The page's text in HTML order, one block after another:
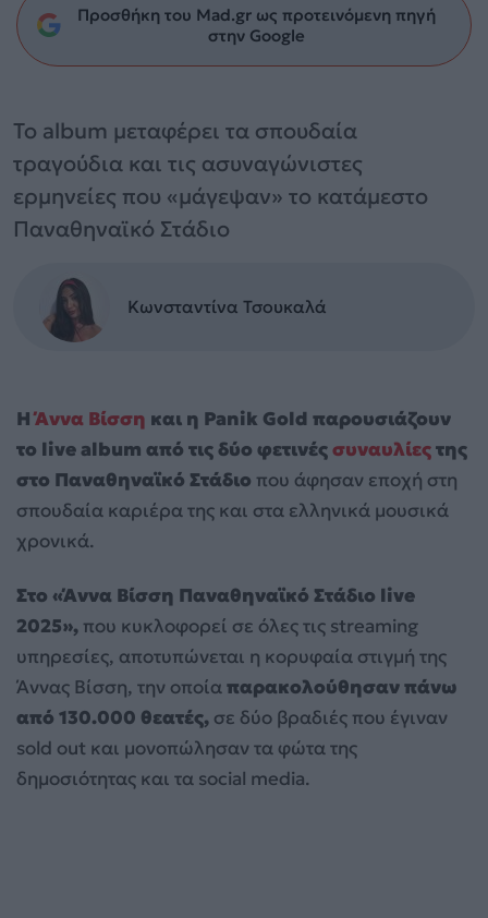
Προσθήκη του Mad.gr ως προτεινόμενη πηγή
στην Google
Το album μεταφέρει τα σπουδαία
τραγούδια και τις ασυναγώνιστες
ερμηνείες που «μάγεψαν» το κατάμεστο
Παναθηναϊκό Στάδιο
Κωνσταντίνα Τσουκαλά
ΗΆννα Βίσση και η Panik Gold παρουσιάζουν
το live album από τις δύο φετινέςσυναυλίεςτης
στο Παναθηναϊκό Στάδιο που άφησαν εποχή στη
σπουδαία καριέρα της και στα ελληνικά μουσικά
χρονικά.
Στο «Άννα Βίσση Παναθηναϊκό Στάδιο live
2025», που κυκλοφορεί σε όλες τις streaming
υπηρεσίες, αποτυπώνεται η κορυφαία στιγμή της
Άννας Βίσση, την οποίαπαρακολούθησαν πάνω
από 130.000 θεατές, σε δύο βραδιές που έγιναν
sold out και μονοπώλησαν τα φώτα της
δημοσιότητας και τα social media.